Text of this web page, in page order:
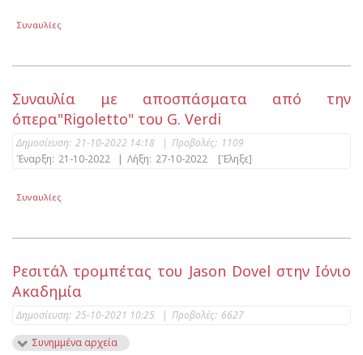
Συναυλίες
Συναυλία με αποσπάσματα από την
όπερα"Rigoletto" του G. Verdi
Δημοσίευση: 21-10-2022 14:18 | Προβολές: 1109
Έναρξη: 21-10-2022 | Λήξη: 27-10-2022 [Έληξε]
Συναυλίες
Ρεσιτάλ τρομπέτας του Jason Dovel στην Ιόνιο
Ακαδημία
Δημοσίευση: 25-10-2021 10:25 | Προβολές: 6627
Συνημμένα αρχεία